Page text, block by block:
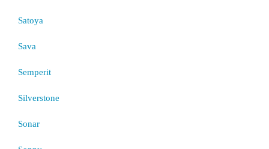
Satoya
Sava
Semperit
Silverstone
Sonar